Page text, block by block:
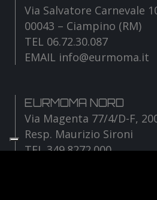
Via Salvatore Carnevale
00043 – Ciampino (RM)
TEL 06.72.30.087
EMAIL info@eurmoma.it
EURMOMA NORD
Via Magenta 77/4/D-F,
Resp. Maurizio Sironi
TEL 349.8272.000